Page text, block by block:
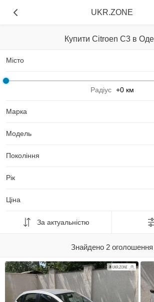
UKR.ZONE
Купити Citroen C3 в
Місто
Радіус +0 км
Марка
Модель
Покоління
Рік
Ціна
За актуальністю
Знайдено 2 оголошення